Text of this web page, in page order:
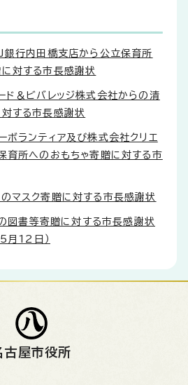
行内田橋支店から公立保育所
対する市長感謝状
ド＆ビバレッジ株式会社からの清
する市長感謝状
ボランティア及び株式会社クリエ
育所へのおもちゃ寄贈に対する市
マスク寄贈に対する市長感謝状
図書等寄贈に対する市長感謝状
月12日）
古屋市役所